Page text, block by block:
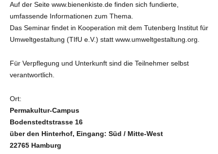
Auf der Seite www.bienenkiste.de finden sich fundierte,
umfassende Informationen zum Thema.
Das Seminar findet in Kooperation mit dem Tutenberg Institut für
Umweltgestaltung (TIfU e.V.) statt www.umweltgestaltung.org.
Für Verpflegung und Unterkunft sind die Teilnehmer selbst
verantwortlich.
Ort:
Permakultur-Campus
Bodenstedtstrasse 16
über den Hinterhof, Eingang: Süd / Mitte-West
22765 Hamburg